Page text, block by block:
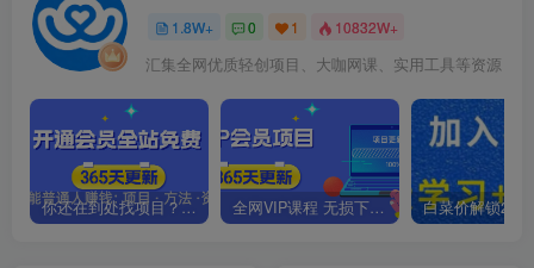
1.8W+ 0 1 10832W+
汇集全网优质轻创项目、大咖网课、实用工具等资源
你还在到处找项目？还在当韭菜？我靠卖项目一个月收入5万+，曾经我也是个失败者。 全网VIP课程 无损下载~.~